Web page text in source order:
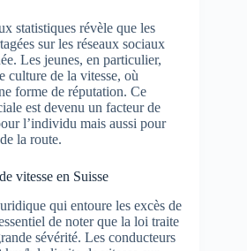
statistiques révèle que les
sur les réseaux sociaux
Les jeunes, en particulier,
culture de la vitesse, où
forme de réputation. Ce
est devenu un facteur de
l’individu mais aussi pour
la route.
vitesse en Suisse
qui entoure les excès de
de noter que la loi traite
sévérité. Les conducteurs